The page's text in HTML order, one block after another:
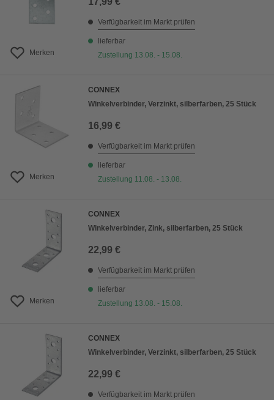
Merken
Verfügbarkeit im Markt prüfen
lieferbar
Zustellung 13.08. - 15.08.
Merken
CONNEX
Winkelverbinder, Verzinkt, silberfarben, 25 Stück
16,99 €
Verfügbarkeit im Markt prüfen
lieferbar
Zustellung 11.08. - 13.08.
Merken
CONNEX
Winkelverbinder, Zink, silberfarben, 25 Stück
22,99 €
Verfügbarkeit im Markt prüfen
lieferbar
Zustellung 13.08. - 15.08.
CONNEX
Winkelverbinder, Verzinkt, silberfarben, 25 Stück
22,99 €
Verfügbarkeit im Markt prüfen